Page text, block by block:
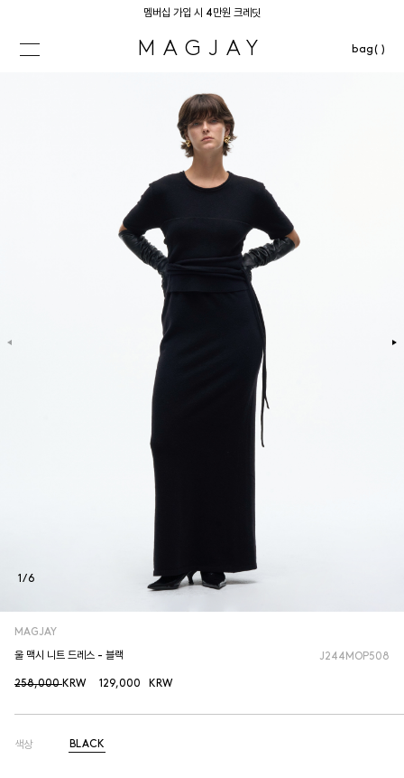
멤버십 가입 시 4만원 크레딧
MAGJAY bag( )
1 /6
MAGJAY
울 맥시 니트 드레스 - 블랙 J244MOP508
258,000KRW 129,000 KRW
색상 BLACK